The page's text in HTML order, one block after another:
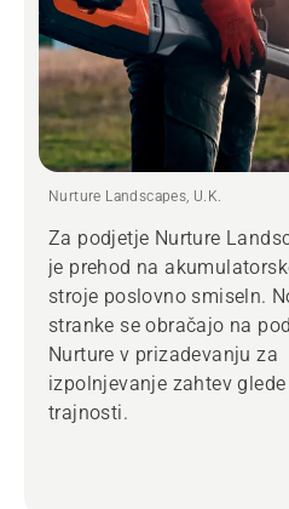
Nurture Landscapes, U.K.
Za podjetje Nurture
je prehod na
stroje poslovno smiseln.
stranke se obračajo na
Nurture v prizadevanju za
izpolnjevanje zahtev glede
trajnosti.